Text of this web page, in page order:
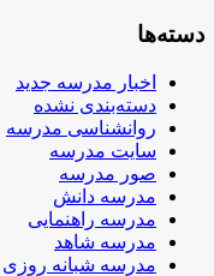
دسته‌ها
اخبار مدرسه جدید
دسته‌بندی نشده
روانشناسی مدرسه
سایت مدرسه
صور مدرسه
مدرسه دانش
مدرسه راهنمایی
مدرسه شاهد
مدرسه شبانه روزی